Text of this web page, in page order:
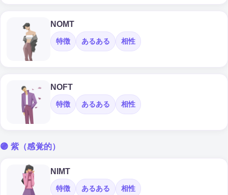
NOMT
特徴 あるある 相性
NOFT
特徴 あるある 相性
🟣 紫（感覚的）
NIMT
特徴 あるある 相性